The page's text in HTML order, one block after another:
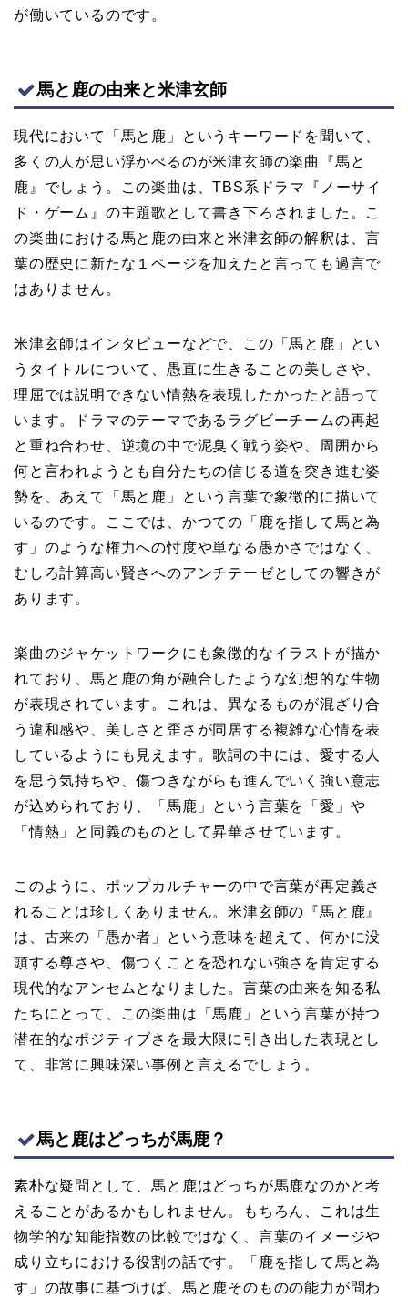
が働いているのです。
馬と鹿の由来と米津玄師
現代において「馬と鹿」というキーワードを聞いて、
多くの人が思い浮かべるのが米津玄師の楽曲『馬と
鹿』でしょう。この楽曲は、TBS系ドラマ『ノーサイ
ド・ゲーム』の主題歌として書き下ろされました。こ
の楽曲における馬と鹿の由来と米津玄師の解釈は、言
葉の歴史に新たな１ページを加えたと言っても過言で
はありません。
米津玄師はインタビューなどで、この「馬と鹿」とい
うタイトルについて、愚直に生きることの美しさや、
理屈では説明できない情熱を表現したかったと語って
います。ドラマのテーマであるラグビーチームの再起
と重ね合わせ、逆境の中で泥臭く戦う姿や、周囲から
何と言われようとも自分たちの信じる道を突き進む姿
勢を、あえて「馬と鹿」という言葉で象徴的に描いて
いるのです。ここでは、かつての「鹿を指して馬と為
す」のような権力への忖度や単なる愚かさではなく、
むしろ計算高い賢さへのアンチテーゼとしての響きが
あります。
楽曲のジャケットワークにも象徴的なイラストが描か
れており、馬と鹿の角が融合したような幻想的な生物
が表現されています。これは、異なるものが混ざり合
う違和感や、美しさと歪さが同居する複雑な心情を表
しているようにも見えます。歌詞の中には、愛する人
を思う気持ちや、傷つきながらも進んでいく強い意志
が込められており、「馬鹿」という言葉を「愛」や
「情熱」と同義のものとして昇華させています。
このように、ポップカルチャーの中で言葉が再定義さ
れることは珍しくありません。米津玄師の『馬と鹿』
は、古来の「愚か者」という意味を超えて、何かに没
頭する尊さや、傷つくことを恐れない強さを肯定する
現代的なアンセムとなりました。言葉の由来を知る私
たちにとって、この楽曲は「馬鹿」という言葉が持つ
潜在的なポジティブさを最大限に引き出した表現とし
て、非常に興味深い事例と言えるでしょう。
馬と鹿はどっちが馬鹿？
素朴な疑問として、馬と鹿はどっちが馬鹿なのかと考
えることがあるかもしれません。もちろん、これは生
物学的な知能指数の比較ではなく、言葉のイメージや
成り立ちにおける役割の話です。「鹿を指して馬と為
す」の故事に基づけば、馬と鹿そのものの能力が問わ